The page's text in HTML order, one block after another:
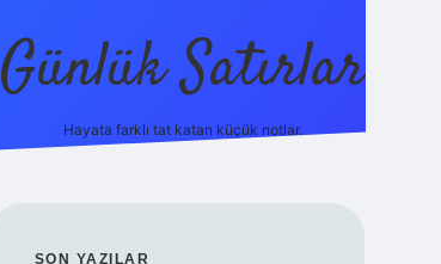
Günlük Satırlar
Hayata farklı tat katan küçük notlar.
SON YAZILAR